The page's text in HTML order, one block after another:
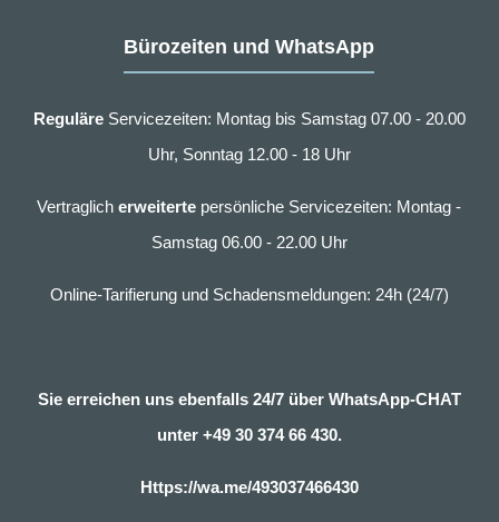
Bürozeiten und WhatsApp
ReguläreServicezeiten: Montag bis Samstag 07.00 - 20.00
Uhr, Sonntag 12.00 - 18 Uhr
Vertraglicherweiterte persönliche Servicezeiten: Montag -
Samstag 06.00 - 22.00 Uhr
Online-Tarifierung und Schadensmeldungen: 24h (24/7)
Sie erreichen uns ebenfalls 24/7 über WhatsApp-CHAT
unter +49 30 374 66 430.
Https://wa.me/493037466430